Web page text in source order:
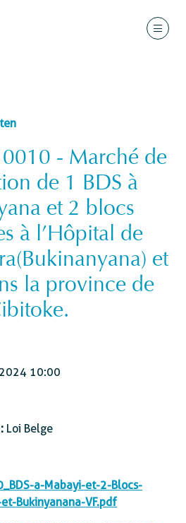
- Marché de
de 1 BDS à
et 2 blocs
à l’Hôpital de
et
la province de
10:00
Loi Belge
a-Mabayi-et-2-Blocs-
Bukinyanana-VF.pdf